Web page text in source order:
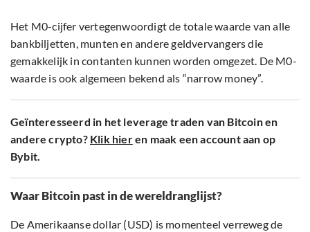
Het M0-cijfer vertegenwoordigt de totale waarde van alle
bankbiljetten, munten en andere geldvervangers die
gemakkelijk in contanten kunnen worden omgezet. De M0-
waarde is ook algemeen bekend als “narrow money”.
Geïnteresseerd in het leverage traden van Bitcoin en
andere crypto? Klik hieren maak een account aan op
Bybit.
Waar Bitcoin past in de wereldranglijst?
De Amerikaanse dollar (USD) is momenteel verreweg de